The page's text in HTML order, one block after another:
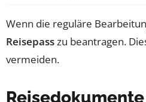
Wenn die reguläre
Reisepasszu beantragen.
vermeiden.